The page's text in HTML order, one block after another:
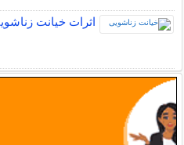
اثرات خیانت